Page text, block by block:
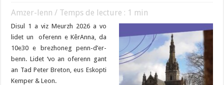
Amzer-lenn / Temps de lecture : 1 min
Disul 1 a viz Meurzh 2026 a vo
lidet un oferenn e KêrAnna, da
10e30 e brezhoneg penn-d’er-
benn. Lidet ‘vo an oferenn gant
an Tad Peter Breton, eus Eskopti
Kemper & Leon.